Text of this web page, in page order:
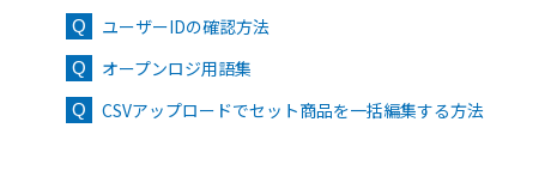
ユーザーIDの確認方法
オープンロジ用語集
CSVアップロードでセット商品を一括編集する方法